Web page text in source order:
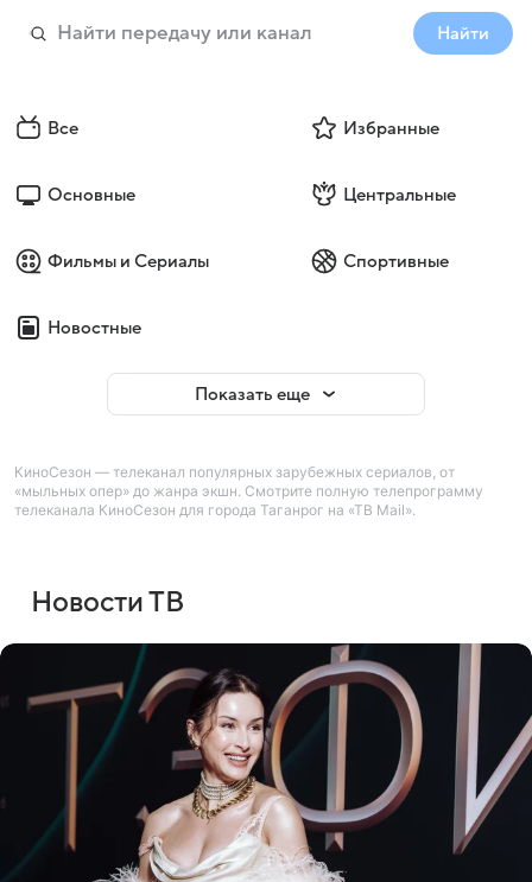
Найти
Все Избранные
Основные Центральные
Фильмы и Сериалы Спортивные
Новостные
Показать еще
КиноСезон — телеканал популярных зарубежных сериалов, от
«мыльных опер» до жанра экшн. Смотрите полную телепрограмму
телеканала КиноСезон для города Таганрог на «ТВ Mail».
Новости ТВ